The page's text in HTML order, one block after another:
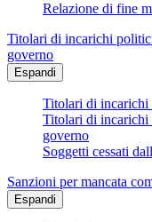
Relazione di fine
Titolari di incarichi
governo
Espandi
Titolari di incarichi
Titolari di incarichi
governo
Soggetti cessati
Sanzioni per mancata
Espandi